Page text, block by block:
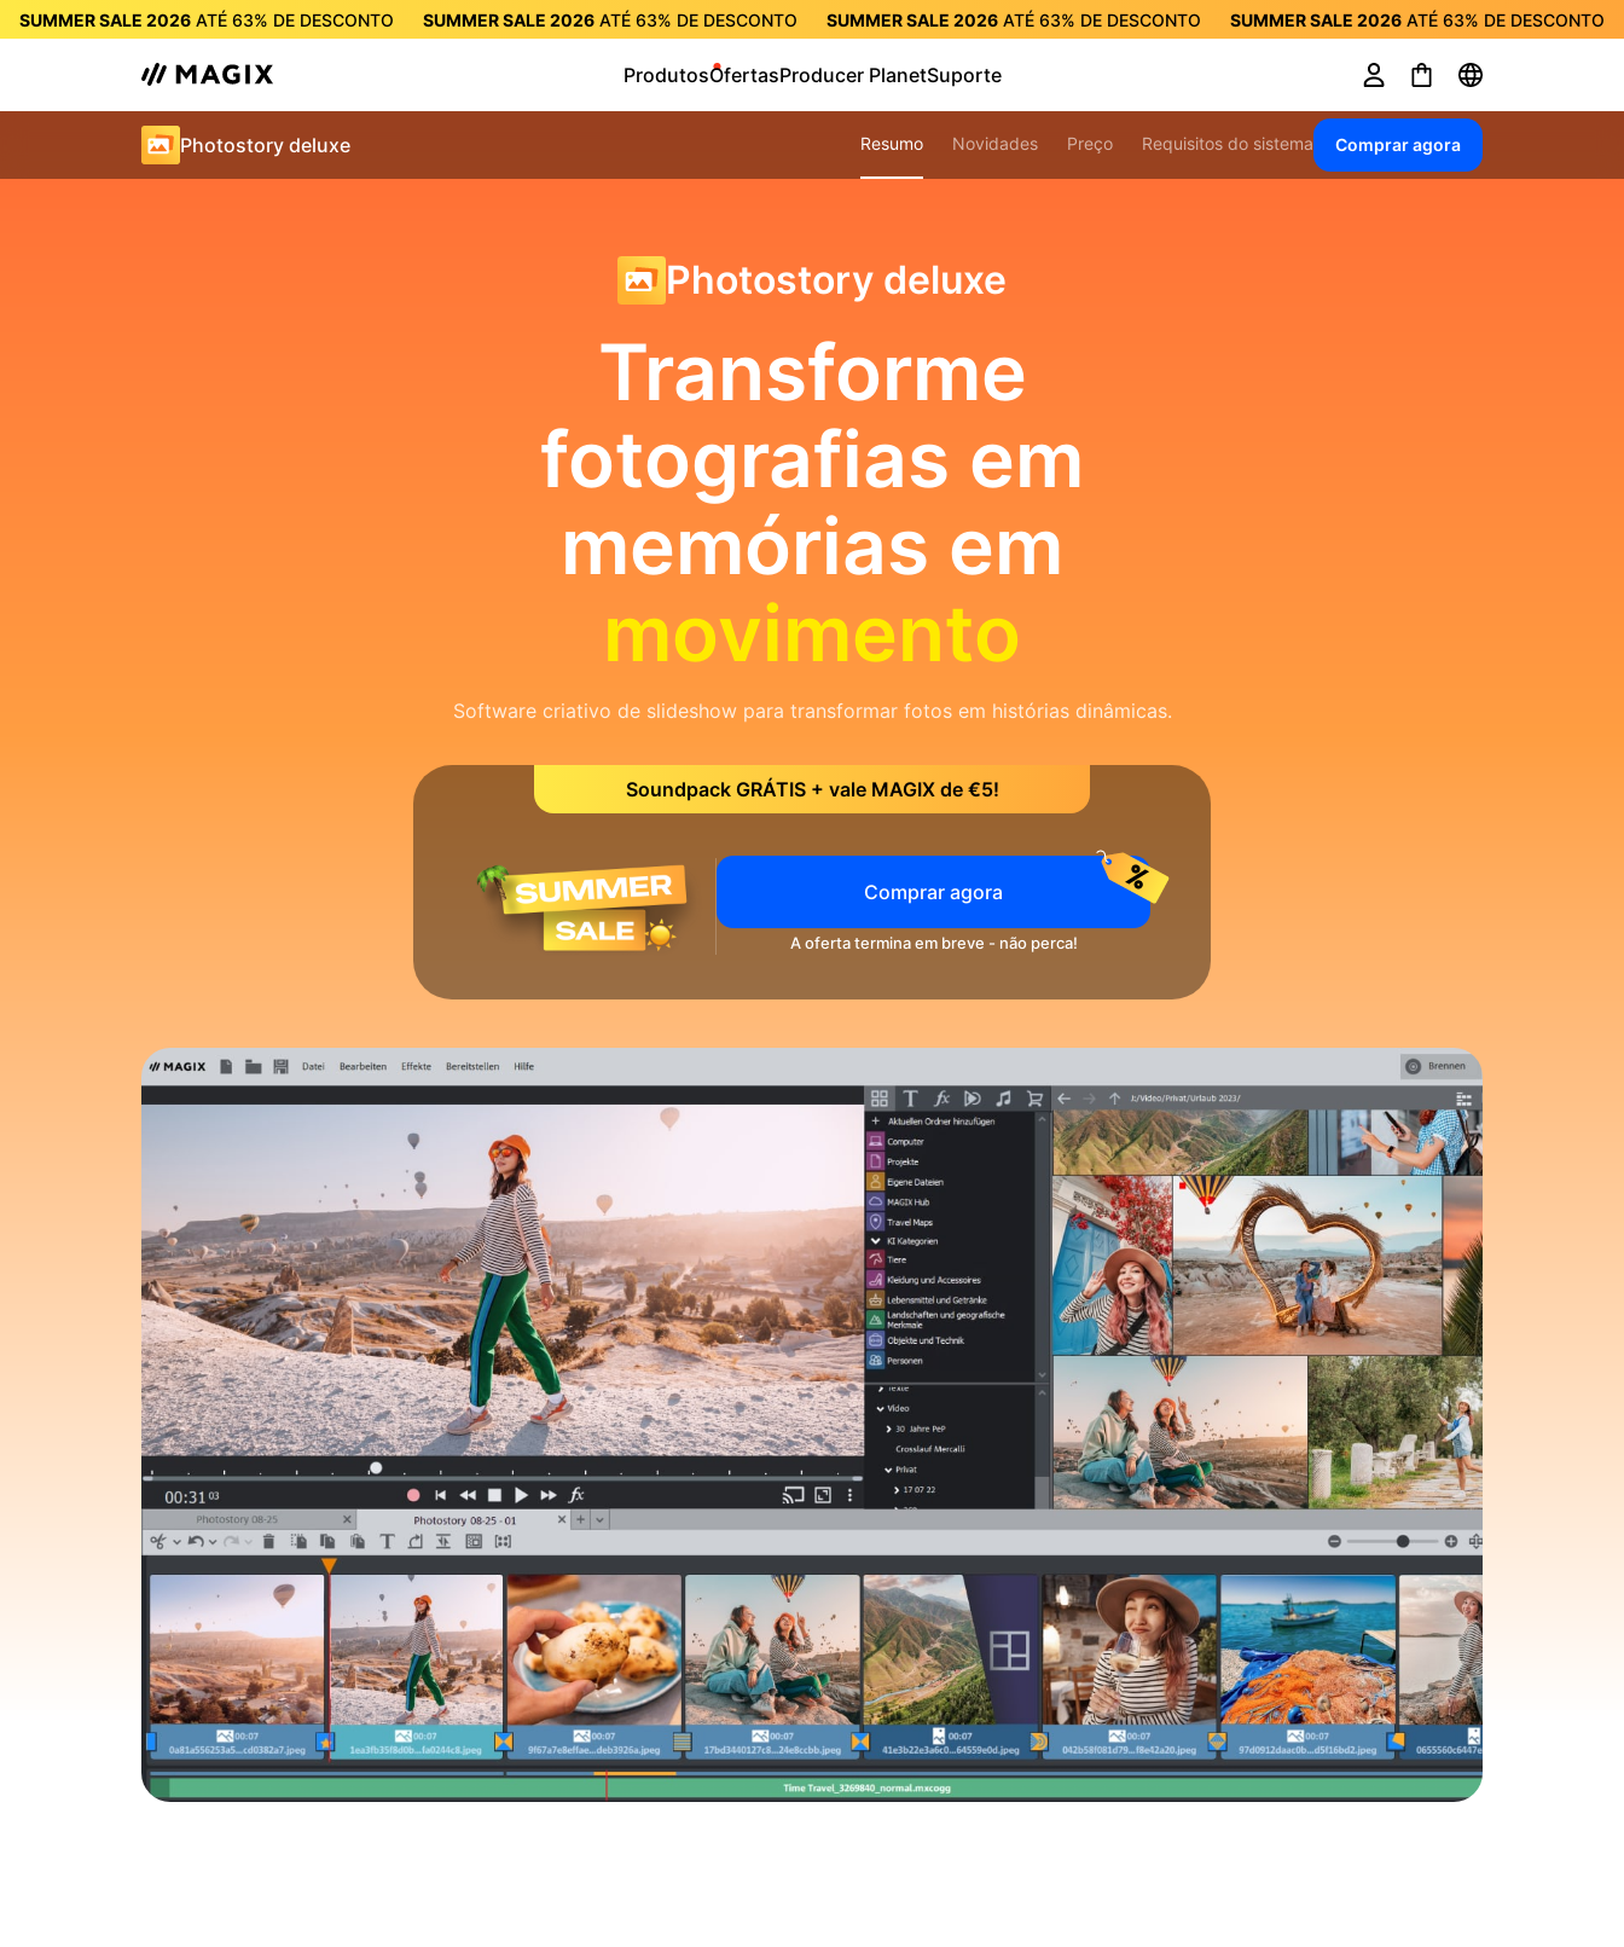
SUMMER SALE 2026 ATÉ 63% DE DESCONTO SUMMER SALE 2026 ATÉ 63% DE DESCONTO SUMMER SALE 2026 ATÉ 63% DE DESCONTO SUMMER SALE 2026 ATÉ 63% DE DESCONTO
ProdutosOfertasProducer PlanetSuporte
Photostory deluxe Resumo Novidades Preço Requisitos do sistema Comprar agora
Photostory deluxe
Transforme
fotografias em
memórias em
movimento
Software criativo de slideshow para transformar fotos em histórias dinâmicas.
Soundpack GRÁTIS + vale MAGIX de €5!
Comprar agora
A oferta termina em breve - não perca!